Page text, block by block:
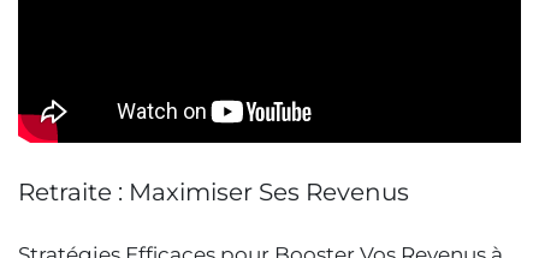
Retraite : Maximiser Ses Revenus